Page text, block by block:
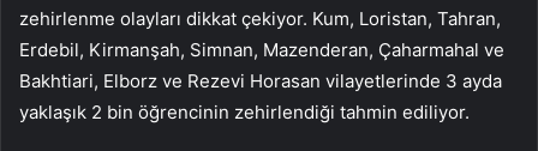
zehirlenme olayları dikkat çekiyor. Kum, Loristan, Tahran,
Erdebil, Kirmanşah, Simnan, Mazenderan, Çaharmahal ve
Bakhtiari, Elborz ve Rezevi Horasan vilayetlerinde 3 ayda
yaklaşık 2 bin öğrencinin zehirlendiği tahmin ediliyor.